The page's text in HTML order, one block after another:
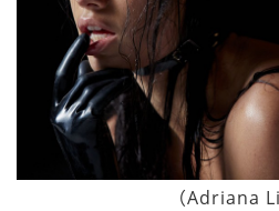
（Adriana